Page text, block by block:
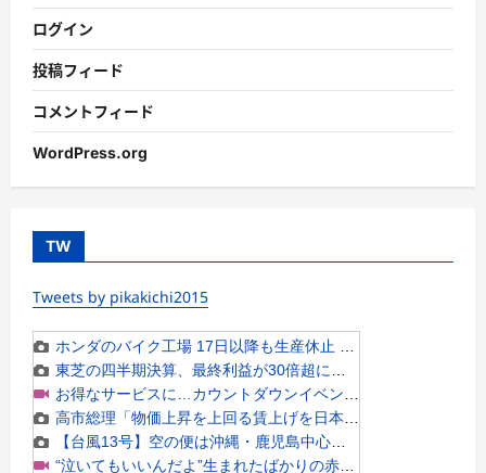
ログイン
投稿フィード
コメントフィード
WordPress.org
TW
Tweets by pikakichi2015